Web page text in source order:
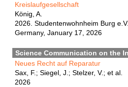
Kreislaufgesellschaft
König, A.
2026. Studentenwohnheim Burg
Germany, January 17, 2026
Science Communication on the
Neues Recht auf Reparatur
Sax, F.; Siegel, J.; Stelzer, V.; et al.
2026